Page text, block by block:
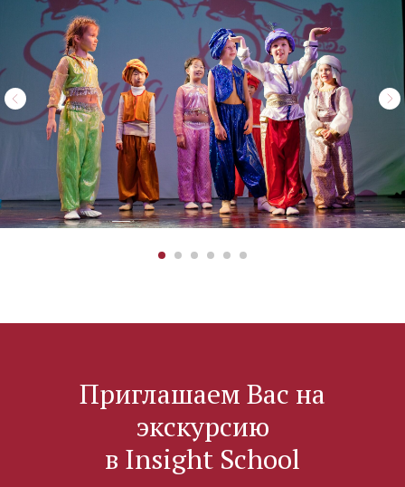
Приглашаем Вас на
экскурсию
в Insight School